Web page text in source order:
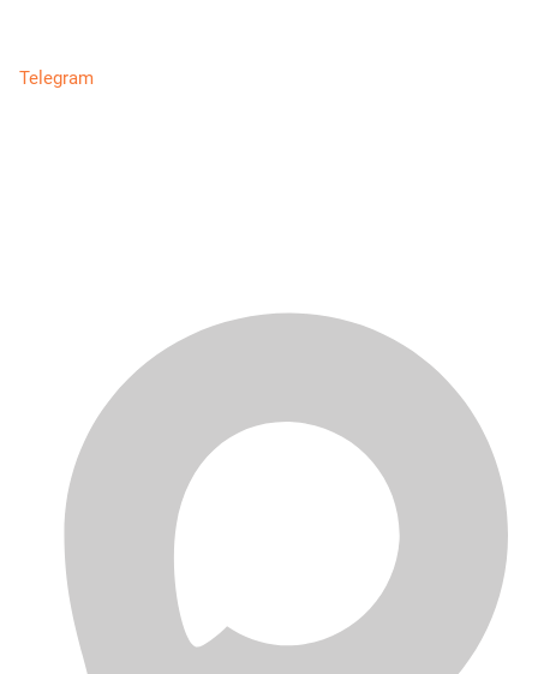
Telegram